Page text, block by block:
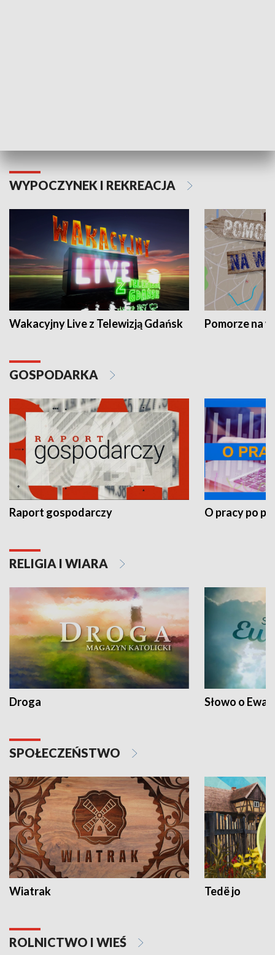
WYPOCZYNEK I REKREACJA
Wakacyjny Live z Telewizją Gdańsk Pomorze na
GOSPODARKA
Raport gospodarczy O pracy po
RELIGIA I WIARA
Droga Słowo o
SPOŁECZEŃSTWO
Wiatrak Tedë jo
ROLNICTWO I WIEŚ